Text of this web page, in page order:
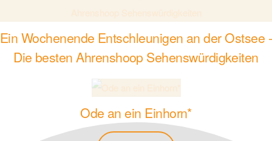
Ein Wochenende Entschleunigen an der Ostsee -
Die besten Ahrenshoop Sehenswürdigkeiten
Ode an ein Einhorn*